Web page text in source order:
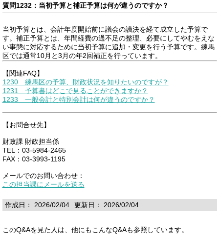
質問1232：当初予算と補正予算は何が違うのですか？
当初予算とは、会計年度開始前に議会の議決を経て成立した予算で
す。補正予算とは、年間経費の過不足の整理、必要にしてやむをえな
い事態に対応するために当初予算に追加・変更を行う予算です。練馬
区では通常10月と3月の年2回補正を行っています。
【関連FAQ】
1230 練馬区の予算、財政状況を知りたいのですが？
1231 予算書はどこで見ることができますか？
1233 一般会計と特別会計は何が違うのですか？
【お問合せ先】
財政課 財政担当係
TEL：03-5984-2465
FAX：03-3993-1195
メールでのお問い合わせ：
この担当課にメールを送る
作成日： 2026/02/04 更新日： 2026/02/04
このQ&Aを見た人は、他にもこんなQ&Aも参照しています。